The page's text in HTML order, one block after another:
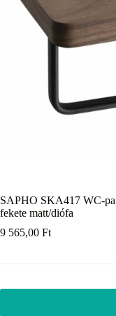
SAPHO SKA417 WC-
fekete matt/diófa
9 565,00 Ft